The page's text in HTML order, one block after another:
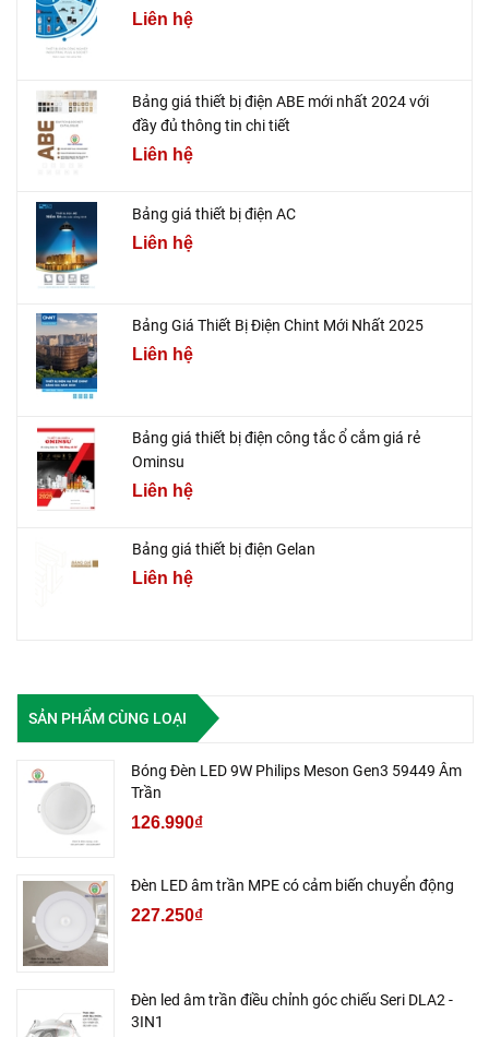
Liên hệ
Bảng giá thiết bị điện ABE mới nhất 2024 với
đầy đủ thông tin chi tiết
Liên hệ
Bảng giá thiết bị điện AC
Liên hệ
Bảng Giá Thiết Bị Điện Chint Mới Nhất 2025
Liên hệ
Bảng giá thiết bị điện công tắc ổ cắm giá rẻ
Ominsu
Liên hệ
Bảng giá thiết bị điện Gelan
Liên hệ
SẢN PHẨM CÙNG LOẠI
Bóng Đèn LED 9W Philips Meson Gen3 59449 Âm
Trần
126.990₫
Đèn LED âm trần MPE có cảm biến chuyển động
227.250₫
Đèn led âm trần điều chỉnh góc chiếu Seri DLA2 -
3IN1